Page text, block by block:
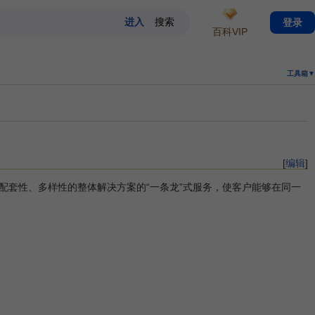
工具箱▼
[编辑]
套性、多样性的整体解决方案的“一条龙”式服务，使客户能够在同一
百科VIP
登录